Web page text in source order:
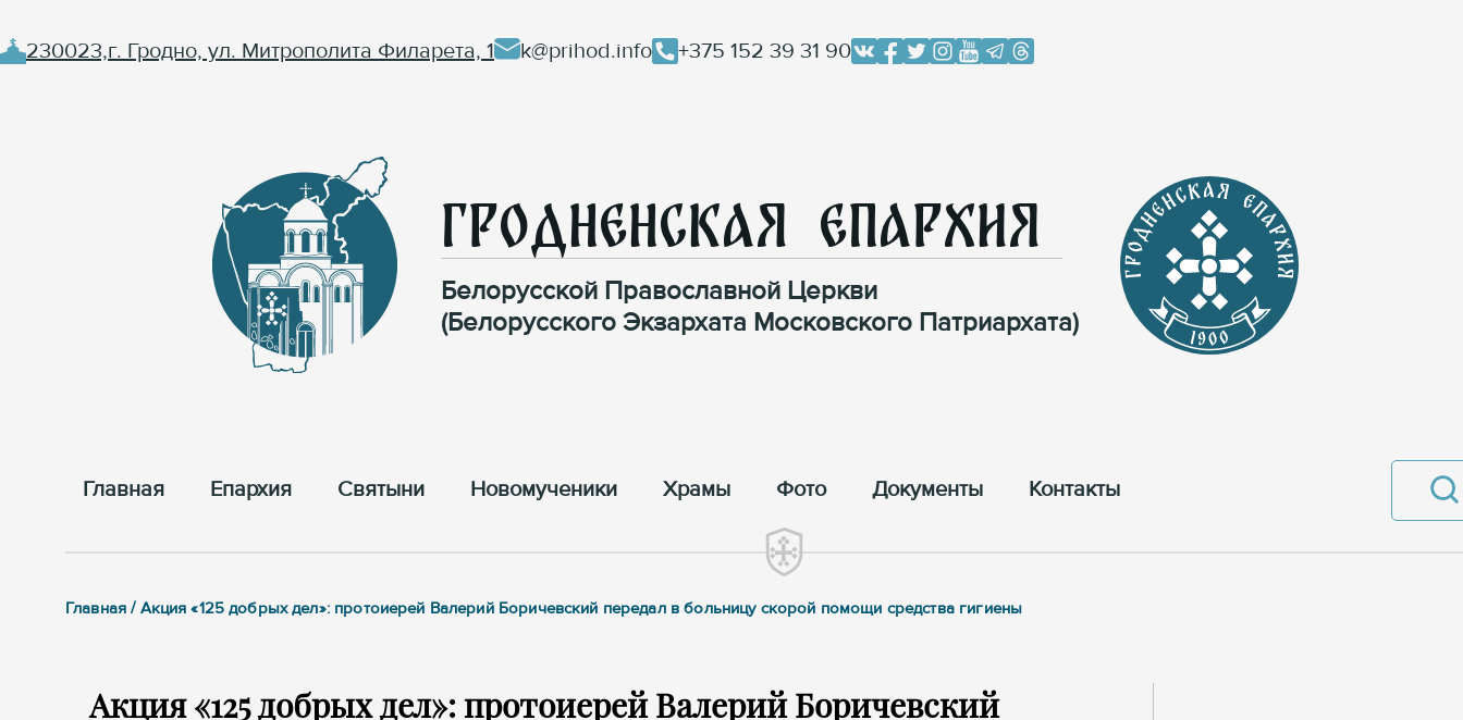
230023,г. Гродно, ул. Митрополита Филарета, 1 k@prihod.info +375 152 39 31 90
Гродненская Епархия
Белорусской Православной Церкви
(Белорусского Экзархата Московского Патриархата)
Главная Епархия Cвятыни Новомученики Храмы Фото Документы Контакты
Главная / Акция «125 добрых дел»: протоиерей Валерий Боричевский передал в больницу скорой помощи средства гигиены
Акция «125 добрых дел»: протоиерей Валерий Боричевский